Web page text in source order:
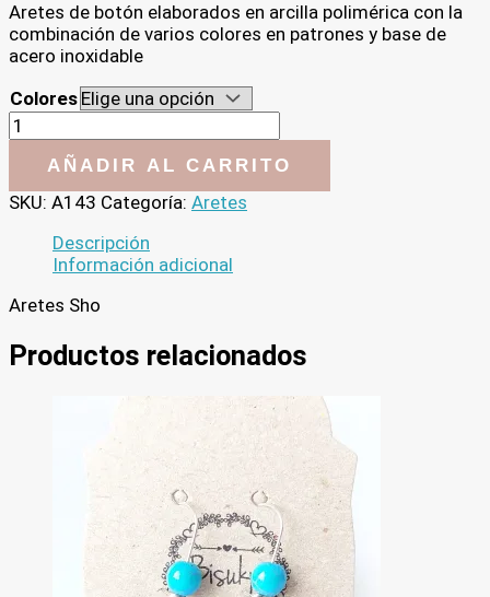
Aretes de botón elaborados en arcilla polimérica con la
combinación de varios colores en patrones y base de
acero inoxidable
Colores
Aretes
Sho
cantidad
AÑADIR AL CARRITO
SKU: A143 Categoría: Aretes
Descripción
Información adicional
Aretes Sho
Productos relacionados